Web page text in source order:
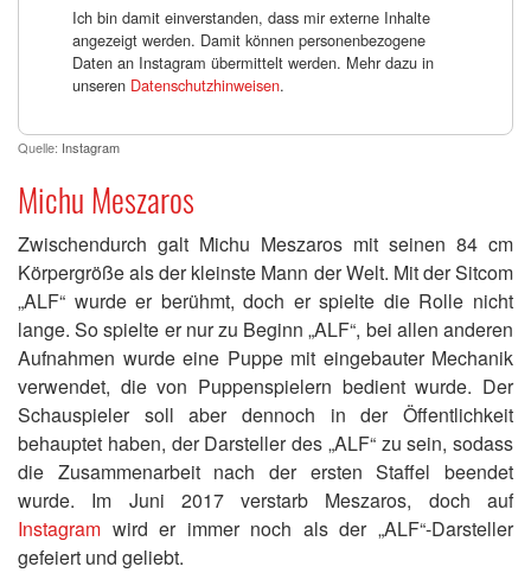
Ich bin damit einverstanden, dass mir externe Inhalte
angezeigt werden. Damit können personenbezogene
Daten an Instagram übermittelt werden. Mehr dazu in
unseren Datenschutzhinweisen.
Quelle: Instagram
Michu Meszaros
Zwischendurch galt Michu Meszaros mit seinen 84 cm
Körpergröße als der kleinste Mann der Welt. Mit der Sitcom
„ALF“ wurde er berühmt, doch er spielte die Rolle nicht
lange. So spielte er nur zu Beginn „ALF“, bei allen anderen
Aufnahmen wurde eine Puppe mit eingebauter Mechanik
verwendet, die von Puppenspielern bedient wurde. Der
Schauspieler soll aber dennoch in der Öffentlichkeit
behauptet haben, der Darsteller des „ALF“ zu sein, sodass
die Zusammenarbeit nach der ersten Staffel beendet
wurde. Im Juni 2017 verstarb Meszaros, doch auf
Instagram wird er immer noch als der „ALF“-Darsteller
gefeiert und geliebt.